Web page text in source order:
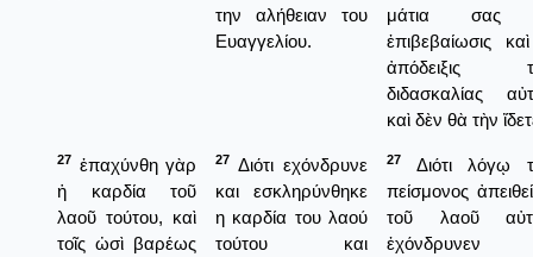
την αλήθειαν του
Ευαγγελίου.
μάτια σας
ἐπιβεβαίωσις
ἀπόδειξις
διδασκαλίας
καὶ δὲν θὰ τὴν
27 ἐπαχύνθη γὰρ
ἡ καρδία τοῦ
λαοῦ τούτου, καὶ
τοῖς ὠσὶ βαρέως
27 Διότι εχόνδρυνε
και εσκληρύνθηκε
η καρδία του λαού
τούτου και
27
Διότι λόγῳ
πείσμονος
τοῦ λαοῦ